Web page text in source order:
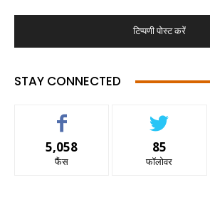
STAY CONNECTED
5,058
फैंस
85
फॉलोवर